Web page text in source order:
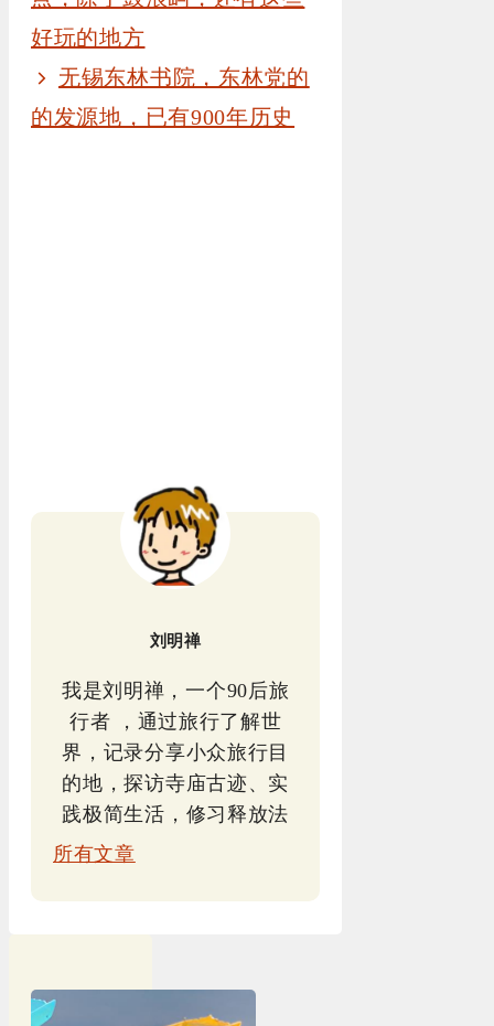
好玩的地方
无锡东林书院，东林党的
的发源地，已有900年历史
刘明禅
我是刘明禅，一个90后旅
行者 ，通过旅行了解世
界，记录分享小众旅行目
的地，探访寺庙古迹、实
践极简生活，修习释放法
所有文章